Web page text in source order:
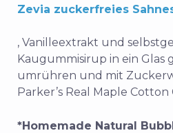
Zevia zuckerfreies
, Vanilleextrakt und
Kaugummisirup in ein Glas
umrühren und mit
Parker’s Real Maple Cotton
*Homemade Natural